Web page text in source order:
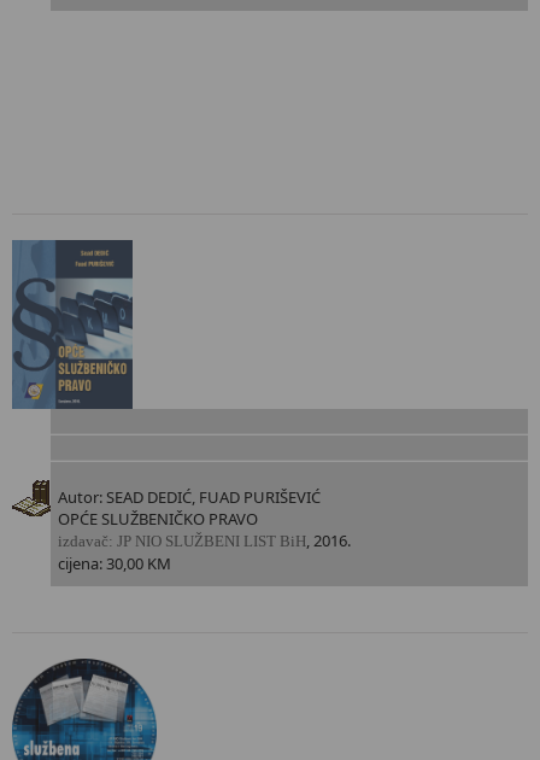
Autor: SEAD DEDIĆ, FUAD PURIŠEVIĆ
OPĆE SLUŽBENIČKO PRAVO
izdavač: JP NIO SLUŽBENI LIST BiH, 2016.
cijena: 30,00 KM